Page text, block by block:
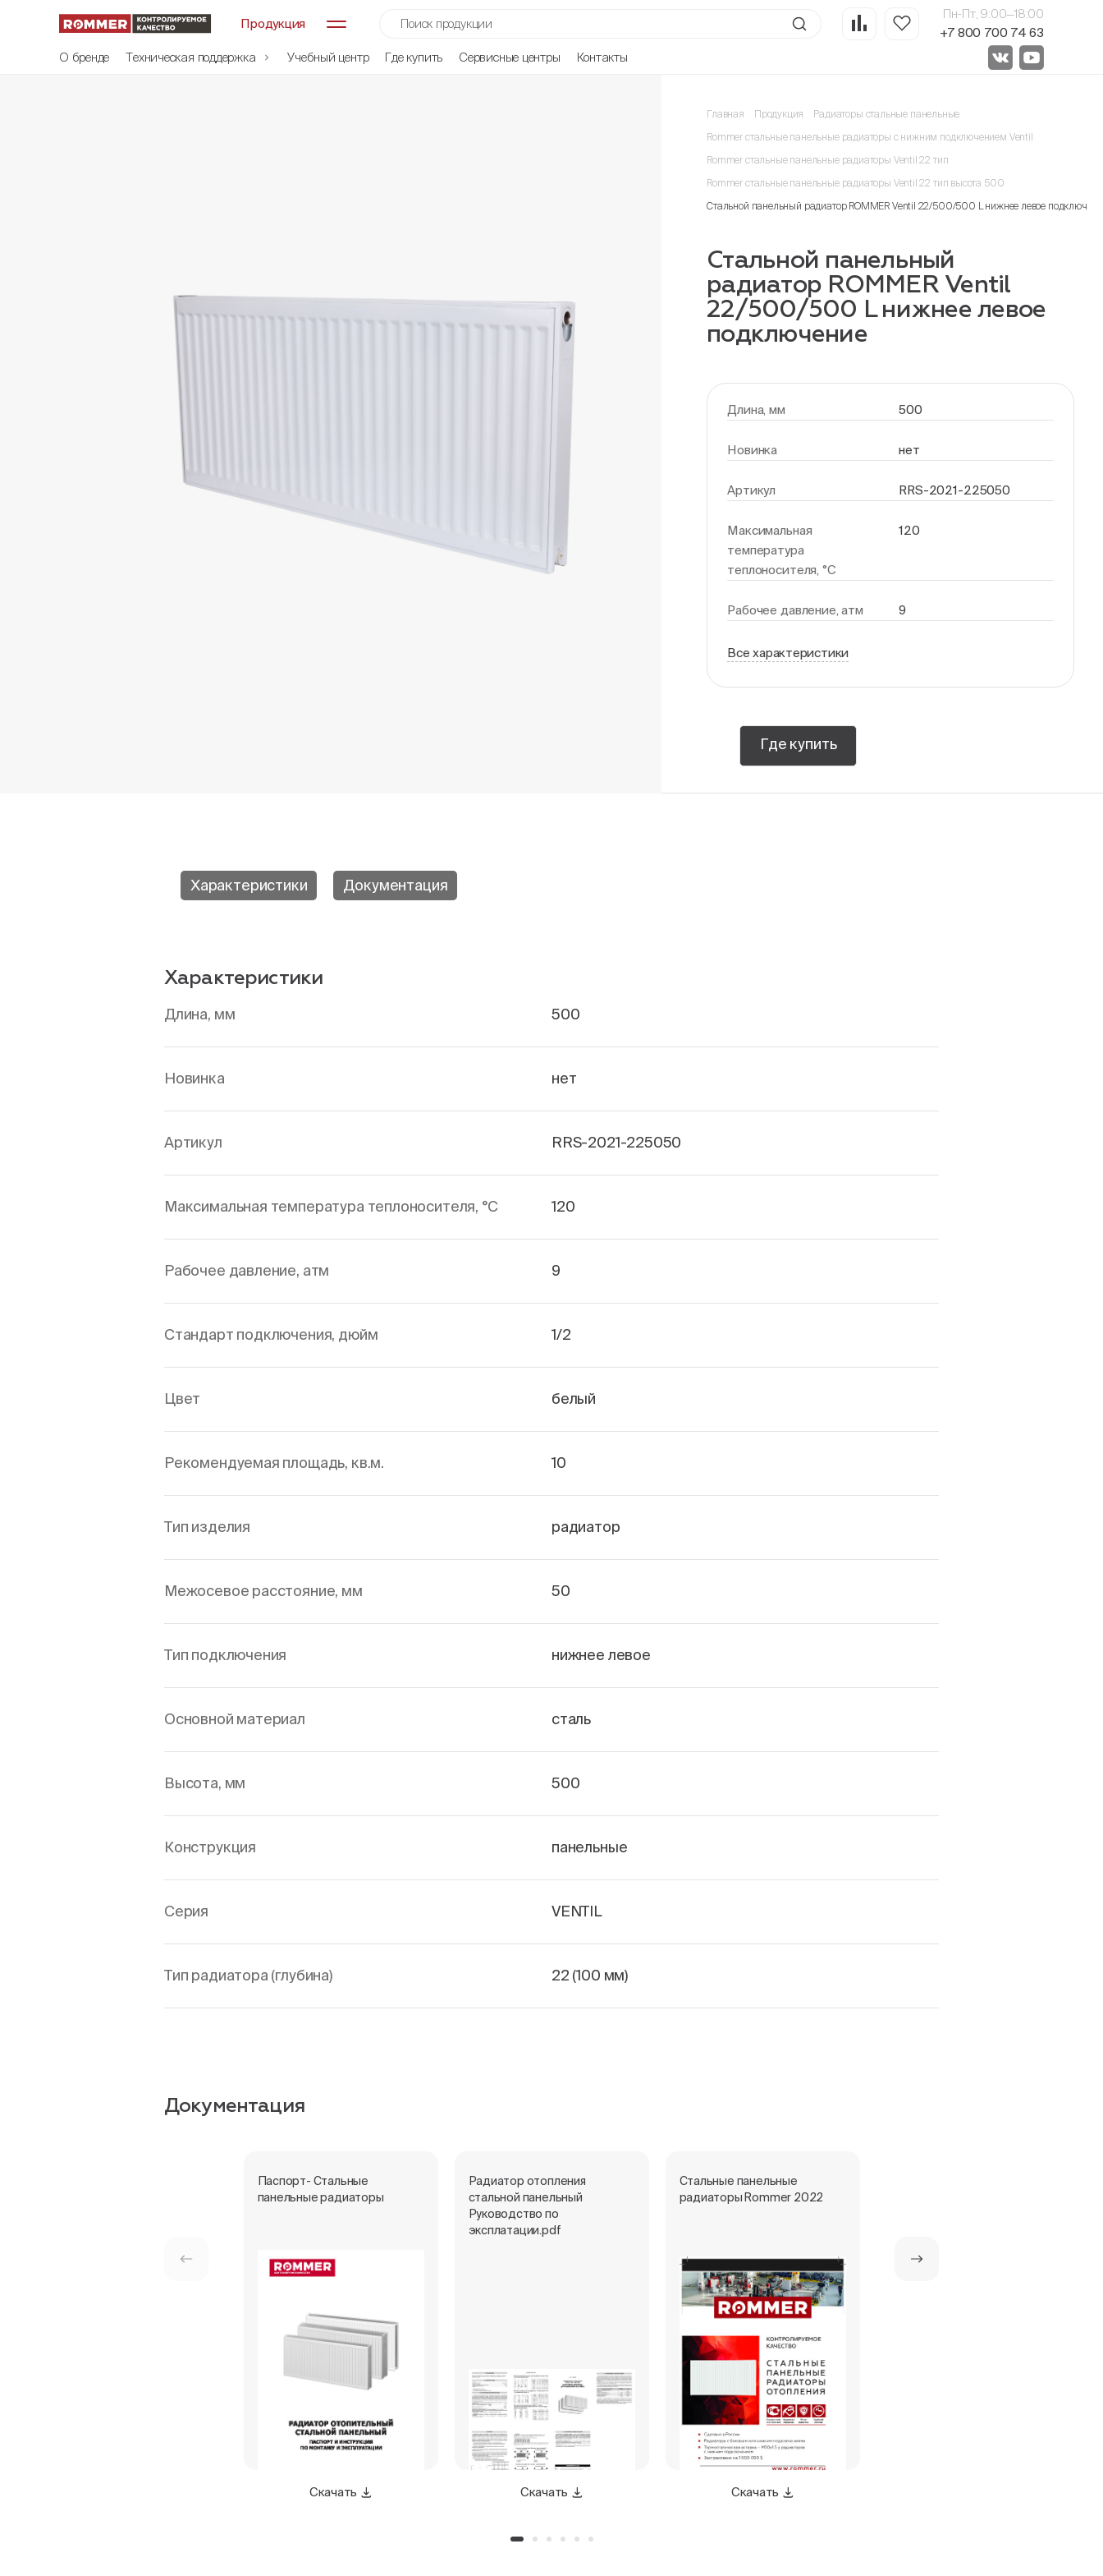
Продукция
Пн-Пт, 9:00—18:00
+7 800 700 74 63
О бренде
Техническая поддержка Учебный центр Где купить Сервисные центры Контакты
Главная Продукция Радиаторы стальные панельные
Rommer стальные панельные радиаторы с нижним подключением Ventil
Rommer стальные панельные радиаторы Ventil 22 тип
Rommer стальные панельные радиаторы Ventil 22 тип высота 500
Стальной панельный радиатор ROMMER Ventil 22/500/500 L нижнее левое
Стальной панельный
радиатор ROMMER Ventil
22/500/500 L нижнее левое
подключение
Длина, мм 500
Новинка нет
Артикул RRS-2021-225050
Максимальная
температура
теплоносителя, °С
120
Рабочее давление, атм 9
Все характеристики
Где купить
Характеристики Документация
Характеристики
Длина, мм 500
Новинка нет
Артикул RRS-2021-225050
Максимальная температура теплоносителя, °С 120
Рабочее давление, атм 9
Стандарт подключения, дюйм 1/2
Цвет белый
Рекомендуемая площадь, кв.м. 10
Тип изделия радиатор
Межосевое расстояние, мм 50
Тип подключения нижнее левое
Основной материал сталь
Высота, мм 500
Конструкция панельные
Серия VENTIL
Тип радиатора (глубина) 22 (100 мм)
Документация
Паспорт- Стальные
панельные радиаторы
Скачать
Радиатор отопления
стальной панельный
Руководство по
эксплатации.pdf
Скачать
Стальные панельные
радиаторы Rommer 2022
Скачать